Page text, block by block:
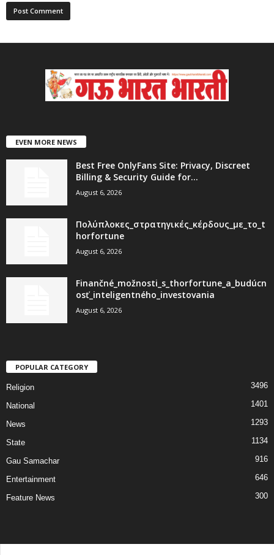
EVEN MORE NEWS
Best Free OnlyFans Site: Privacy, Discreet
Billing & Security Guide for...
August 6, 2026
Πολύπλοκες_στρατηγικές_κέρδους_με_το_t
horfortune
August 6, 2026
Finančné_možnosti_s_thorfortune_a_budúcn
osť_inteligentného_investovania
August 6, 2026
POPULAR CATEGORY
Religion 3496
National 1401
News 1293
State 1134
Gau Samachar 916
Entertainment 646
Feature News 300